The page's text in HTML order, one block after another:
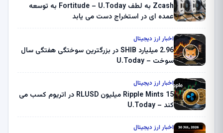
Zcash به لطف Fortitude – U.Today به توسعه
عمده ای در استخراج دست می یابد
اخبار ارز دیجیتال
2.96 میلیارد SHIB در بزرگترین سوختگی هفتگی سال
سوخت – U.Today
اخبار ارز دیجیتال
Ripple Mints 15 میلیون RLUSD در اتریوم کسب می
کند – U.Today
اخبار ارز دیجیتال